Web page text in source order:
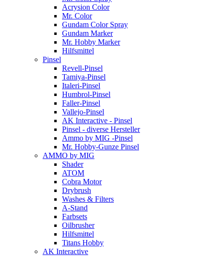
Acrysion Color
Mr. Color
Gundam Color Spray
Gundam Marker
Mr. Hobby Marker
Hilfsmittel
Pinsel
Revell-Pinsel
Tamiya-Pinsel
Italeri-Pinsel
Humbrol-Pinsel
Faller-Pinsel
Vallejo-Pinsel
AK Interactive - Pinsel
Pinsel - diverse Hersteller
Ammo by MIG -Pinsel
Mr. Hobby-Gunze Pinsel
AMMO by MIG
Shader
ATOM
Cobra Motor
Drybrush
Washes & Filters
A-Stand
Farbsets
Oilbrusher
Hilfsmittel
Titans Hobby
AK Interactive